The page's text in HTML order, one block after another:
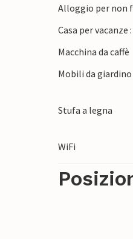
Alloggio per non
Casa per vacanze
Macchina da caffè
Mobili da
Stufa a legna
WiFi